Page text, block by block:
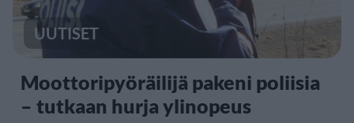
UUTISET
Moottoripyöräilijä pakeni poliisia
– tutkaan hurja ylinopeus